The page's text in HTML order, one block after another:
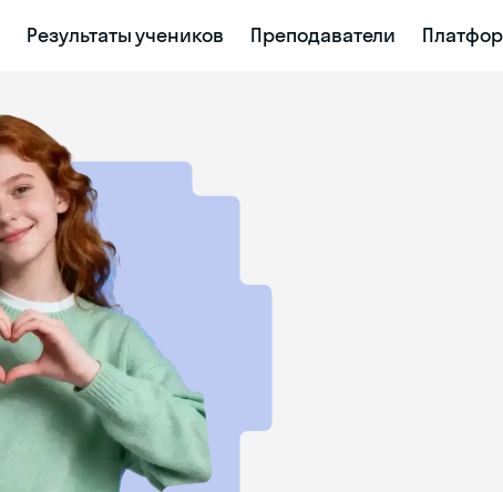
Результаты учеников Преподаватели